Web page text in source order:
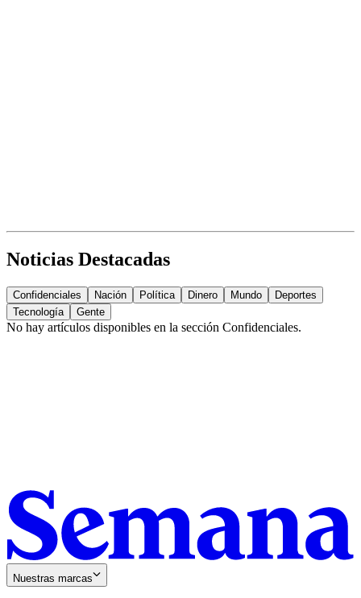
Noticias Destacadas
Confidenciales Nación Política Dinero Mundo
Deportes
Tecnología
Gente
No hay artículos disponibles en la sección Confidenciales.
Nuestras marcas